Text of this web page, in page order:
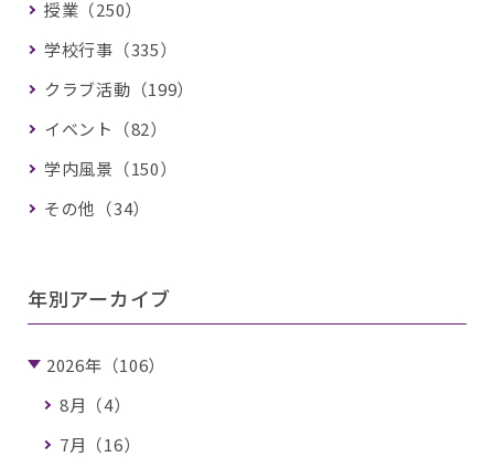
授業（250）
学校行事（335）
クラブ活動（199）
イベント（82）
学内風景（150）
その他（34）
年別アーカイブ
2026年（106）
8月（4）
7月（16）